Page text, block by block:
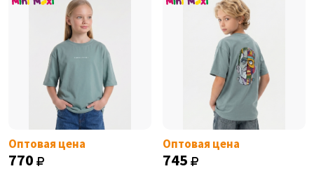
Оптовая цена
770
Оптовая цена
745